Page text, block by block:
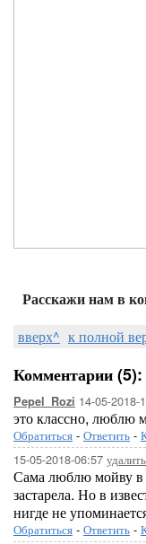
Расскажи нам в
вверх^ к полной
Комментарии (5):
Pepel_Rozi 14-05-2018-
это классно, люблю
Обратиться - Ответить -
15-05-2018-06:57 удалить
Сама люблю мойву в
застарела. Но в
нигде не
Обратиться - Ответить -